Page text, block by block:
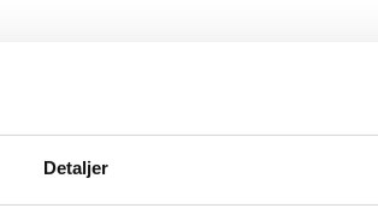
Detaljer